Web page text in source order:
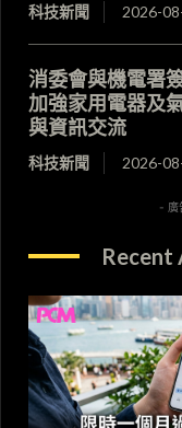
科技新聞 2026-
消委會與機電署
加強家用電器及
與資訊交流
科技新聞 2026-
- 廣
Recent